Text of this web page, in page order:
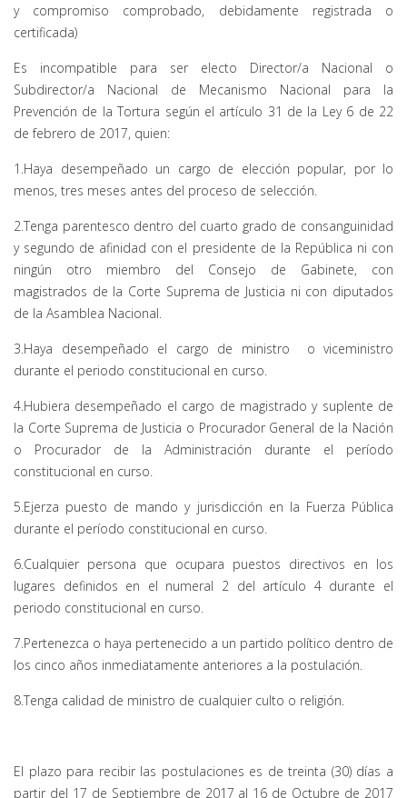
y compromiso comprobado, debidamente registrada o
certificada)
Es incompatible para ser electo Director/a Nacional o
Subdirector/a Nacional de Mecanismo Nacional para la
Prevención de la Tortura según el artículo 31 de la Ley 6 de 22
de febrero de 2017, quien:
1.Haya desempeñado un cargo de elección popular, por lo
menos, tres meses antes del proceso de selección.
2.Tenga parentesco dentro del cuarto grado de consanguinidad
y segundo de afinidad con el presidente de la República ni con
ningún otro miembro del Consejo de Gabinete, con
magistrados de la Corte Suprema de Justicia ni con diputados
de la Asamblea Nacional.
3.Haya desempeñado el cargo de ministro o viceministro
durante el periodo constitucional en curso.
4.Hubiera desempeñado el cargo de magistrado y suplente de
la Corte Suprema de Justicia o Procurador General de la Nación
o Procurador de la Administración durante el período
constitucional en curso.
5.Ejerza puesto de mando y jurisdicción en la Fuerza Pública
durante el período constitucional en curso.
6.Cualquier persona que ocupara puestos directivos en los
lugares definidos en el numeral 2 del artículo 4 durante el
periodo constitucional en curso.
7.Pertenezca o haya pertenecido a un partido político dentro de
los cinco años inmediatamente anteriores a la postulación.
8.Tenga calidad de ministro de cualquier culto o religión.
El plazo para recibir las postulaciones es de treinta (30) días a
partir del 17 de Septiembre de 2017 al 16 de Octubre de 2017